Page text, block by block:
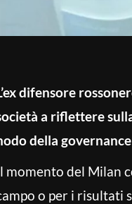
difensore
a riflettere
della
momento del Milan
o per i risultati